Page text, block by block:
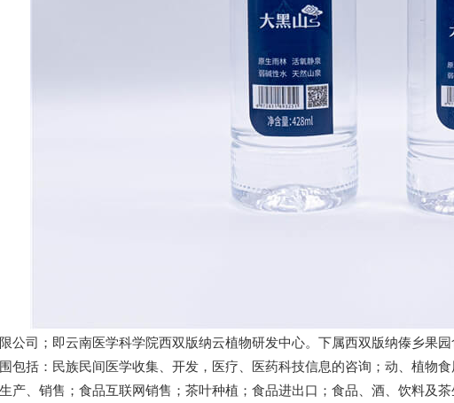
公司；即云南医学科学院西双版纳云植物研发中心。下属西双版纳傣乡果
包括：民族民间医学收集、开发，医疗、医药科技信息的咨询；动、植物
产、销售；食品互联网销售；茶叶种植；食品进出口；食品、酒、饮料及